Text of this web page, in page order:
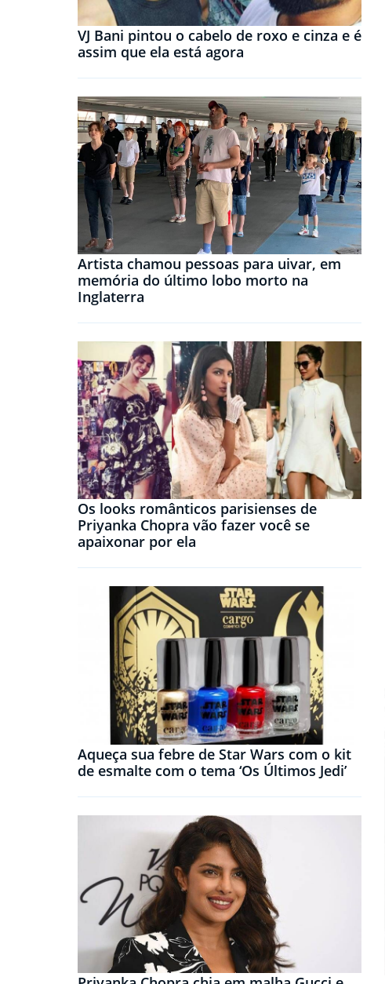
VJ Bani pintou o cabelo de roxo e cinza e é
assim que ela está agora
Artista chamou pessoas para uivar, em
memória do último lobo morto na
Inglaterra
Os looks românticos parisienses de
Priyanka Chopra vão fazer você se
apaixonar por ela
Aqueça sua febre de Star Wars com o kit
de esmalte com o tema ‘Os Últimos Jedi’